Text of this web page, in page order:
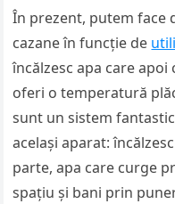
În prezent, putem
cazane în funcție de
încălzesc apa care
oferi o temperatură
sunt un sistem
același aparat:
parte, apa care curge
spațiu și bani prin